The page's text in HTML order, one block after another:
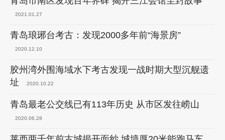
2021.01.27
青岛琅琊台考古：发现2000多年前“海景房”
2020.12.10
胶州湾外围海域水下考古发现一战时期大型沉舰遗
址
2020.10.22
青岛最老公交线已有113年历史 从市区发往崂山
2020.06.28